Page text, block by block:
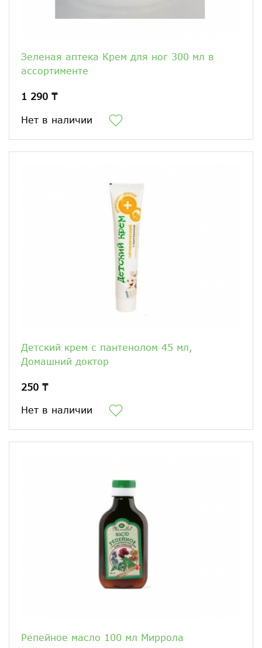
Зеленая аптека Крем для ног 300 мл в
ассортименте
1 290 ₸
Нет в наличии
Детский крем с пантенолом 45 мл,
Домашний доктор
250 ₸
Нет в наличии
Репейное масло 100 мл Миррола